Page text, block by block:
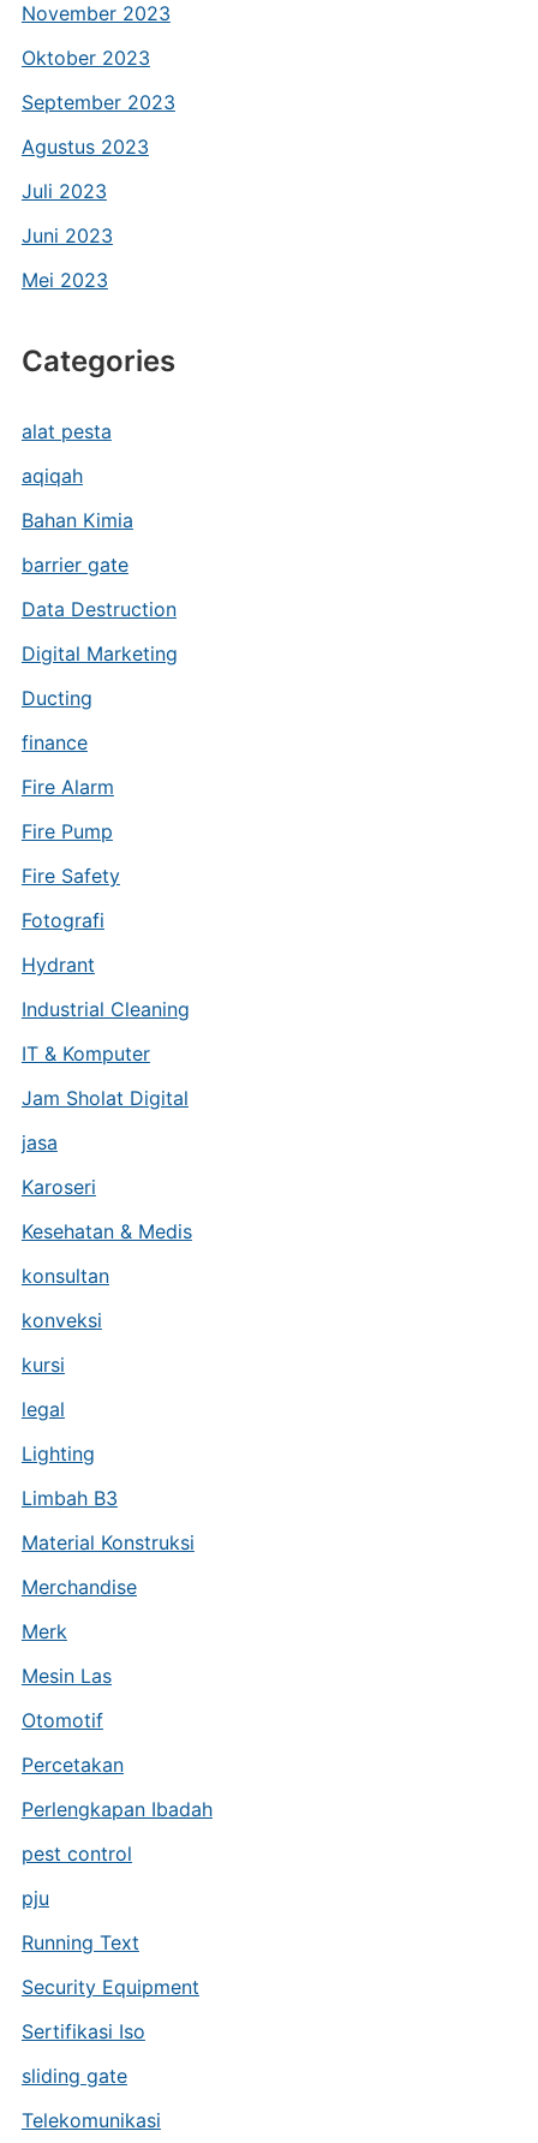
November 2023
Oktober 2023
September 2023
Agustus 2023
Juli 2023
Juni 2023
Mei 2023
Categories
alat pesta
aqiqah
Bahan Kimia
barrier gate
Data Destruction
Digital Marketing
Ducting
finance
Fire Alarm
Fire Pump
Fire Safety
Fotografi
Hydrant
Industrial Cleaning
IT & Komputer
Jam Sholat Digital
jasa
Karoseri
Kesehatan & Medis
konsultan
konveksi
kursi
legal
Lighting
Limbah B3
Material Konstruksi
Merchandise
Merk
Mesin Las
Otomotif
Percetakan
Perlengkapan Ibadah
pest control
pju
Running Text
Security Equipment
Sertifikasi Iso
sliding gate
Telekomunikasi